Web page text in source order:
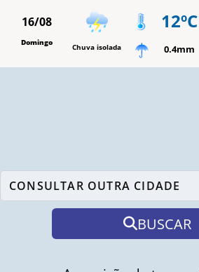
16/08
Domingo Chuva isolada
12ºC
0.4mm
BUSCAR